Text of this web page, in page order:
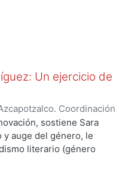
Un ejercicio de
Coordinación
Octaviosostiene Sara
y auge del género, le
literario (género